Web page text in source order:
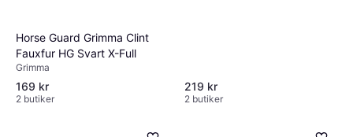
Horse Guard Grimma Clint
Fauxfur HG Svart X-Full
Grimma
169 kr
2 butiker
219 kr
2 butiker